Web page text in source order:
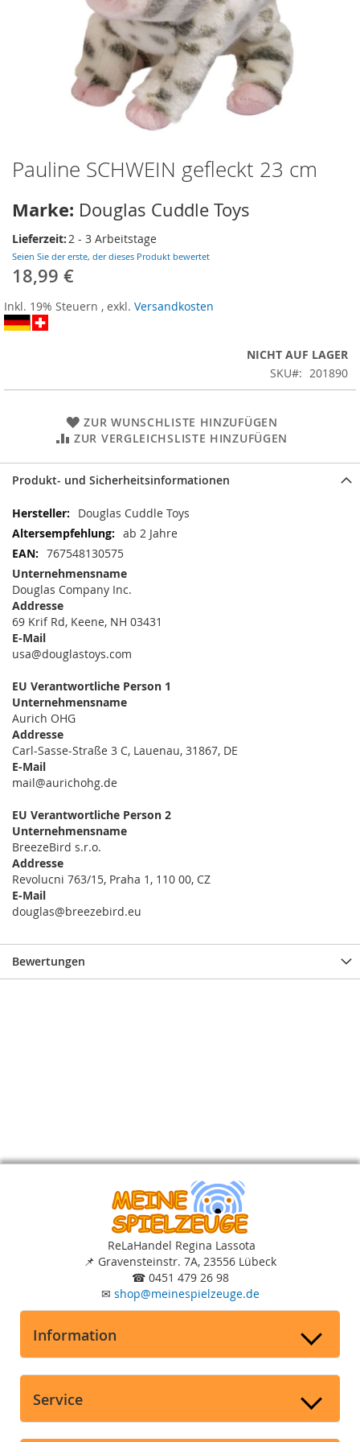
Zum
Anfang
Bildergalerie
Pauline SCHWEIN gefleckt 23 cm
Marke: Douglas Cuddle Toys
Lieferzeit:2 - 3 Arbeitstage
Seien Sie der erste, der dieses Produkt bewertet
18,99 €
Inkl. 19% Steuern , exkl. Versandkosten
NICHT AUF LAGER
SKU
201890
ZUR WUNSCHLISTE HINZUFÜGEN
ZUR VERGLEICHSLISTE HINZUFÜGEN
Produkt- und Sicherheitsinformationen
Mehr
Informationen
Douglas Cuddle Toys
ab 2 Jahre
767548130575
Unternehmensname
Douglas Company Inc.
Addresse
69 Krif Rd, Keene, NH 03431
E-Mail
usa@douglastoys.com
EU Verantwortliche Person 1
Unternehmensname
Aurich OHG
Addresse
Carl-Sasse-Straße 3 C, Lauenau, 31867, DE
E-Mail
mail@aurichohg.de
EU Verantwortliche Person 2
Unternehmensname
BreezeBird s.r.o.
Addresse
Revolucni 763/15, Praha 1, 110 00, CZ
E-Mail
douglas@breezebird.eu
Bewertungen
ReLaHandel Regina Lassota
📌 Gravensteinstr. 7A, 23556 Lübeck
☎ 0451 479 26 98
✉ shop@meinespielzeuge.de
Information
Service